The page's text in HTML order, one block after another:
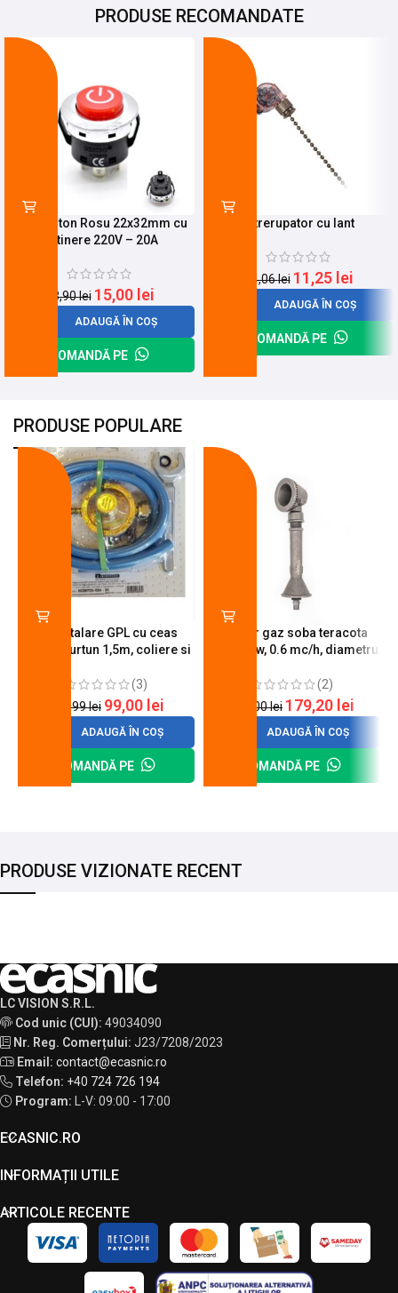
PRODUSE RECOMANDATE
Push Buton Rosu 22x32mm cu
Retinere 220V – 20A
18,90lei 15,00 lei
ADAUGĂ ÎN COȘ
COMANDĂ PE
Intrerupator cu lant
14,06lei 11,25 lei
ADAUGĂ ÎN COȘ
COMANDĂ PE
PRODUSE POPULARE
Kit instalare GPL cu ceas
butelie, furtun 1,5m, coliere si
(3)
120,99lei 99,00 lei
ADAUGĂ ÎN COȘ
COMANDĂ PE
Arzator gaz soba teracota
A600, 6 kw, 0.6 mc/h, diametru
(2)
200,00lei 179,20 lei
ADAUGĂ ÎN COȘ
COMANDĂ PE
PRODUSE VIZIONATE RECENT
LC VISION S.R.L.
Cod unic (CUI): 49034090
Nr. Reg. Comerțului: J23/7208/2023
Email: contact@ecasnic.ro
Telefon: +40 724 726 194
Program: L-V: 09:00 - 17:00
ECASNIC.RO
INFORMAȚII UTILE
ARTICOLE RECENTE